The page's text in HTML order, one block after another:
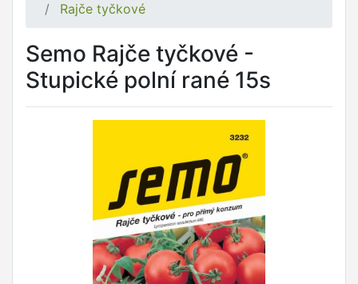
Rajče tyčkové
Semo Rajče tyčkové -
Stupické polní rané 15s